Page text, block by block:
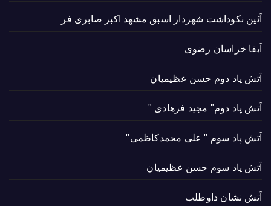
آئین نکوداشت شهردار اسبق مشهد اکبر صابری فر
آبفا خراسان رضوی
آتش پاد دوم حسن عظیمیان
آتش پاد دوم" مجید فرهادی "
آتش پاد سوم " علی محمدکاظمی"
آتش پاد سوم حسن عظیمیان
آتش نشان داوطلب